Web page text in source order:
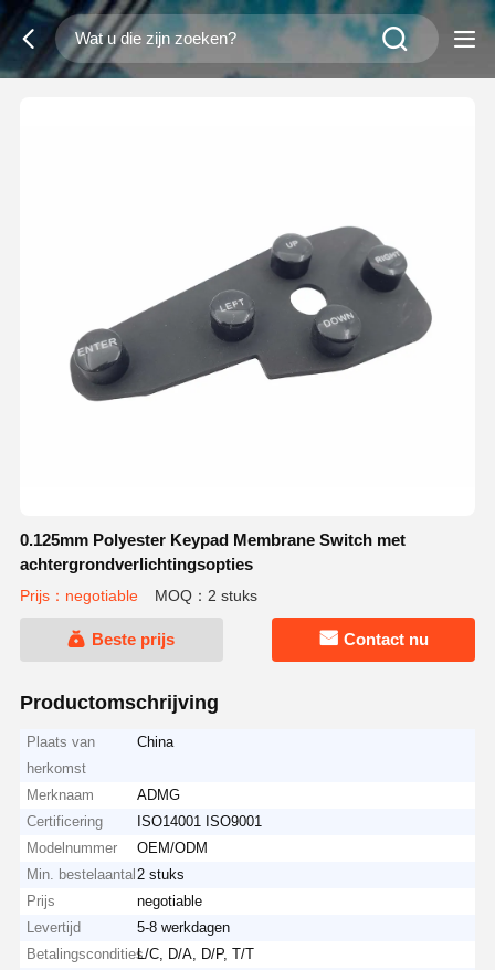
0.125mm Polyester Keypad Membrane Switch met
achtergrondverlichtingsopties
Prijs：negotiable MOQ：2 stuks
Beste prijs Contact nu
Productomschrijving
Plaats van
herkomst
China
Merknaam
ADMG
Certificering
ISO14001 ISO9001
Modelnummer
OEM/ODM
Min. bestelaantal 2 stuks
Prijs
negotiable
Levertijd
5-8 werkdagen
BetalingsconditiesL/C, D/A, D/P, T/T